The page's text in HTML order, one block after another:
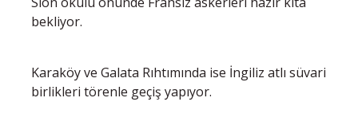
bekliyor.
Karaköy ve Galata Rıhtımında ise İngiliz atlı süvari
birlikleri törenle geçiş yapıyor.